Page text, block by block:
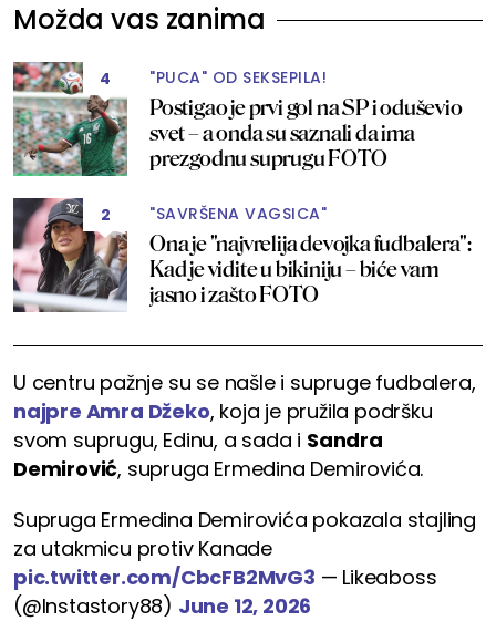
Možda vas zanima
4 "PUCA" OD SEKSEPILA!
Postigao je prvi gol na SP i oduševio
svet – a onda su saznali da ima
prezgodnu suprugu FOTO
2 "SAVRŠENA VAGSICA"
Ona je "najvrelija devojka fudbalera":
Kad je vidite u bikiniju – biće vam
jasno i zašto FOTO
U centru pažnje su se našle i supruge fudbalera,
najpre Amra Džeko, koja je pružila podršku
svom suprugu, Edinu, a sada i Sandra
Demirović, supruga Ermedina Demirovića.
Supruga Ermedina Demirovića pokazala stajling
za utakmicu protiv Kanade
pic.twitter.com/CbcFB2MvG3 — Likeaboss
(@Instastory88) June 12, 2026